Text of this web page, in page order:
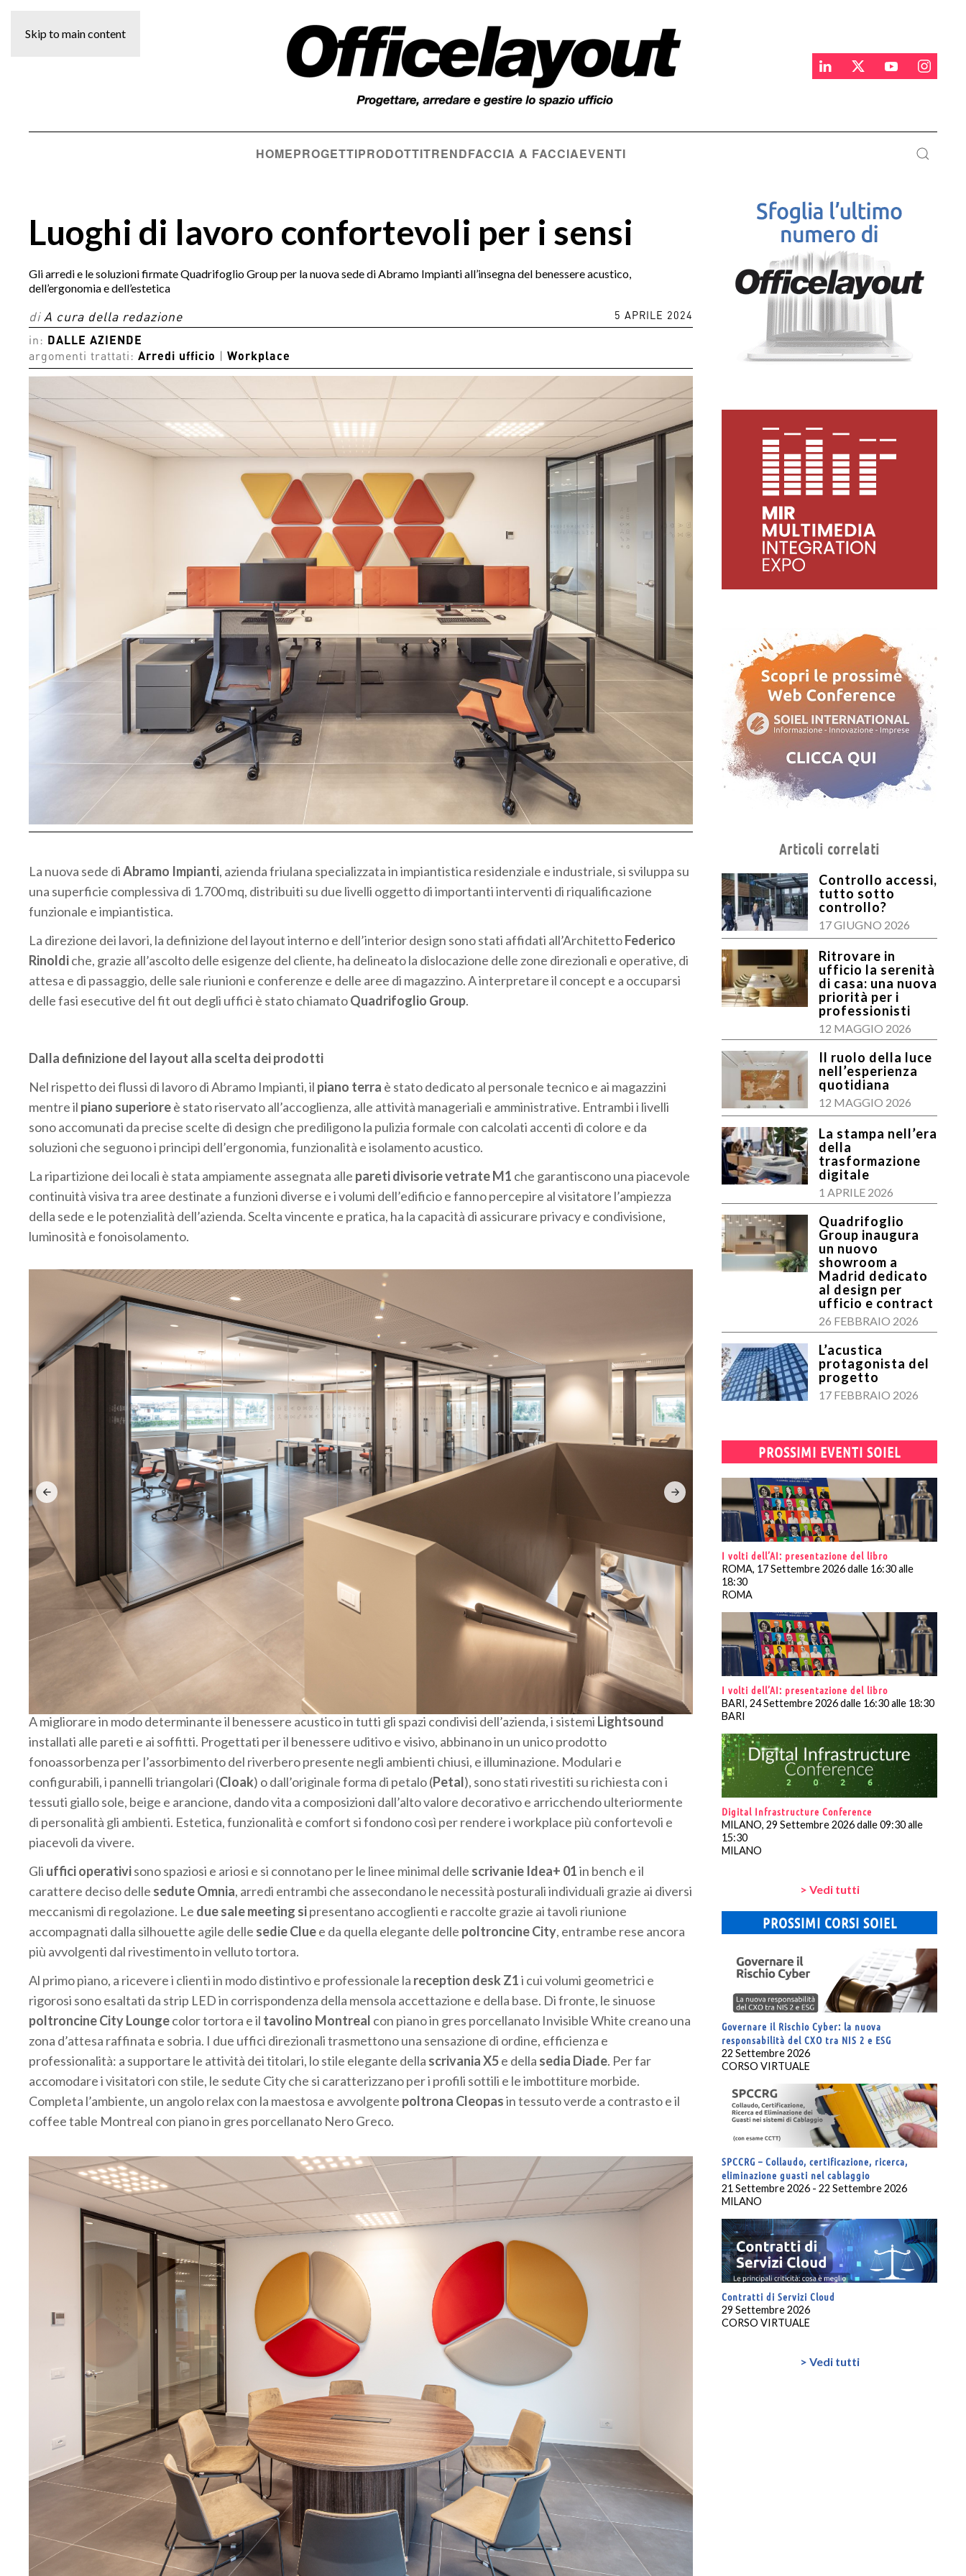
Skip to main content
HOMEPROGETTIPRODOTTITRENDFACCIA A FACCIAEVENTI
Luoghi di lavoro confortevoli per i sensi
Gli arredi e le soluzioni firmate Quadrifoglio Group per la nuova sede di Abramo Impianti all’insegna del benessere acustico,
dell’ergonomia e dell’estetica
di A cura della redazione 5 APRILE 2024
in:
DALLE AZIENDE
argomenti trattati: Arredi ufficio Workplace
La nuova sede diAbramo Impianti, azienda friulana specializzata in impiantistica residenziale e industriale, si sviluppa su
una superficie complessiva di 1.700 mq, distribuiti su due livelli oggetto di importanti interventi di riqualificazione
funzionale e impiantistica.
La direzione dei lavori, la definizione del layout interno e dell’interior design sono stati affidati all’ArchitettoFederico
Rinoldiche, grazie all’ascolto delle esigenze del cliente, ha delineato la dislocazione delle zone direzionali e operative, di
attesa e di passaggio, delle sale riunioni e conferenze e delle aree di magazzino. A interpretare il concept e a occuparsi
delle fasi esecutive del fit out degli uffici è stato chiamatoQuadrifoglio Group.
Dalla definizione del layout alla scelta dei prodotti
Nel rispetto dei flussi di lavoro di Abramo Impianti, il piano terra è stato dedicato al personale tecnico e ai magazzini
mentre il piano superioreè stato riservato all’accoglienza, alle attività manageriali e amministrative. Entrambi i livelli
sono accomunati da precise scelte di design che prediligono la pulizia formale con calcolati accenti di colore e da
soluzioni che seguono i principi dell’ergonomia, funzionalità e isolamento acustico.
La ripartizione dei locali è stata ampiamente assegnata alle pareti divisorie vetrate M1 che garantiscono una piacevole
continuità visiva tra aree destinate a funzioni diverse e i volumi dell’edificio e fanno percepire al visitatore l’ampiezza
della sede e le potenzialità dell’azienda. Scelta vincente e pratica, ha la capacità di assicurare privacy e condivisione,
luminosità e fonoisolamento.
A migliorare in modo determinante il benessere acustico in tutti gli spazi condivisi dell’azienda, i sistemi Lightsound
installati alle pareti e ai soffitti. Progettati per il benessere uditivo e visivo, abbinano in un unico prodotto
fonoassorbenza per l’assorbimento del riverbero presente negli ambienti chiusi, e illuminazione. Modulari e
configurabili, i pannelli triangolari (Cloak) o dall’originale forma di petalo (Petal), sono stati rivestiti su richiesta con i
tessuti giallo sole, beige e arancione, dando vita a composizioni dall’alto valore decorativo e arricchendo ulteriormente
di personalità gli ambienti. Estetica, funzionalità e comfort si fondono così per rendere i workplace più confortevoli e
piacevoli da vivere.
Gli uffici operativisono spaziosi e ariosi e si connotano per le linee minimal delle scrivanie Idea+ 01in bench e il
carattere deciso delle sedute Omnia, arredi entrambi che assecondano le necessità posturali individuali grazie ai diversi
meccanismi di regolazione. Le due sale meeting sipresentano accoglienti e raccolte grazie ai tavoli riunione
accompagnati dalla silhouette agile delle sedie Cluee da quella elegante delle poltroncine City, entrambe rese ancora
più avvolgenti dal rivestimento in velluto tortora.
Al primo piano, a ricevere i clienti in modo distintivo e professionale la reception desk Z1i cui volumi geometrici e
rigorosi sono esaltati da strip LED in corrispondenza della mensola accettazione e della base. Di fronte, le sinuose
poltroncine City Loungecolor tortora e il tavolino Montreal con piano in gres porcellanato Invisible White creano una
zona d’attesa raffinata e sobria. I due uffici direzionali trasmettono una sensazione di ordine, efficienza e
professionalità: a supportare le attività dei titolari, lo stile elegante della scrivania X5e della sedia Diade. Per far
accomodare i visitatori con stile, le sedute City che si caratterizzano per i profili sottili e le imbottiture morbide.
Completa l’ambiente, un angolo relax con la maestosa e avvolgente poltrona Cleopasin tessuto verde a contrasto e il
coffee table Montreal con piano in gres porcellanato Nero Greco.
Articoli correlati
Controllo accessi,
tutto sotto
controllo?
17 GIUGNO 2026
Ritrovare in
ufficio la serenità
di casa: una nuova
priorità per i
professionisti
12 MAGGIO 2026
Il ruolo della luce
nell’esperienza
quotidiana
12 MAGGIO 2026
La stampa nell’era
della
trasformazione
digitale
1 APRILE 2026
Quadrifoglio
Group inaugura
un nuovo
showroom a
Madrid dedicato
al design per
ufficio e contract
26 FEBBRAIO 2026
L’acustica
protagonista del
progetto
17 FEBBRAIO 2026
PROSSIMI EVENTI SOIEL
I volti dell’AI: presentazione del libro
ROMA, 17 Settembre 2026 dalle 16:30 alle
18:30
ROMA
I volti dell’AI: presentazione del libro
BARI, 24 Settembre 2026 dalle 16:30 alle 18:30
BARI
Digital Infrastructure Conference
MILANO, 29 Settembre 2026 dalle 09:30 alle
15:30
MILANO
> Vedi tutti
PROSSIMI CORSI SOIEL
Governare il Rischio Cyber: la nuova
responsabilità del CXO tra NIS 2 e ESG
22 Settembre 2026
CORSO VIRTUALE
SPCCRG – Collaudo, certificazione, ricerca,
eliminazione guasti nel cablaggio
21 Settembre 2026 - 22 Settembre 2026
MILANO
Contratti di Servizi Cloud
29 Settembre 2026
CORSO VIRTUALE
> Vedi tutti